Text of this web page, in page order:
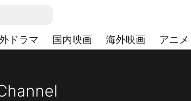
ドラマ 国内映画 海外映画 アニメ